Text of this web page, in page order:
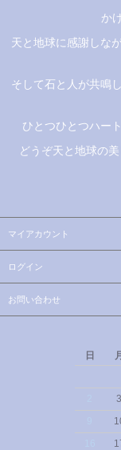
か
天と地球に感謝しな
そして石と人が共鳴
ひとつひとつハー
どうぞ天と地球の
マイアカウント
ログイン
お問い合わせ
日
3